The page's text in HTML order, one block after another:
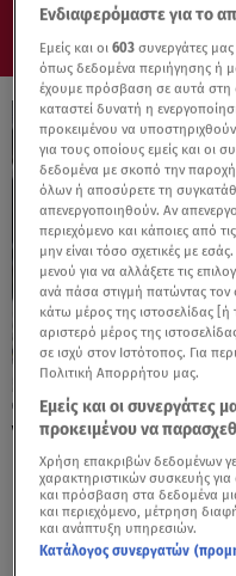
29.08.25, 14:14
VW ID. Buzz:
Power APEAL 2025
Ενδιαφερόμαστε για το
Εμείς και οι603 συνεργάτες
όπως δεδομένα περιήγησης ή
έχουμε πρόσβαση σε αυτά στη
καταστεί δυνατή η
προκειμένου να
για τους οποίους εμείς και οι
δεδομένα με σκοπό την
όλων ή αποσύρετε τη
απενεργοποιηθούν. Αν
περιεχόμενο και κάποιες από
μην είναι τόσο σχετικές με
μενού για να αλλάξετε τις
ανά πάσα στιγμή πατώντας τον
κάτω μέρος της ιστοσελίδας
αριστερό μέρος της
σε ισχύ στον Ιστότοπος. Για
Πολιτική Απορρήτου μας.
Εμείς και οι συνεργάτες
προκειμένου να
Χρήση επακριβών δεδομένων
χαρακτηριστικών συσκευής
και πρόσβαση στα δεδομένα
και περιεχόμενο, μέτρηση
και ανάπτυξη υπηρεσιών.
Κατάλογος συνεργατών